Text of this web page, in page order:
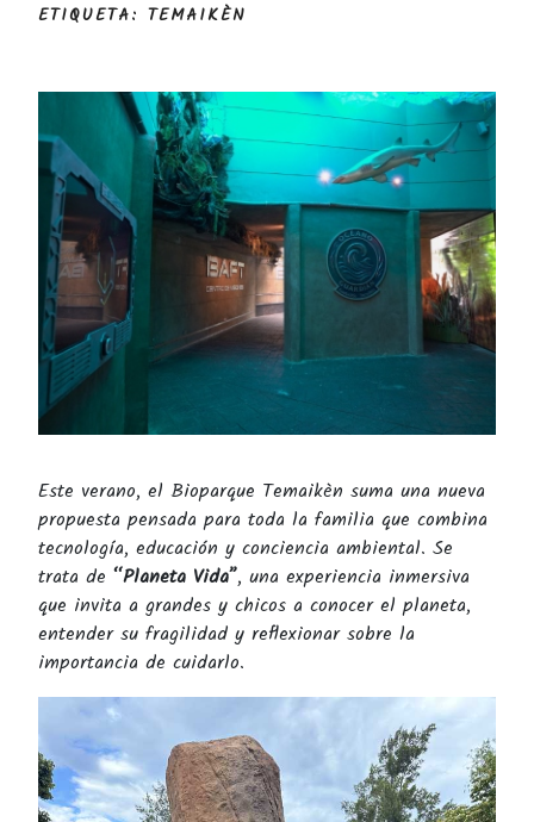
ETIQUETA: TEMAIKÈN
Este verano, el Bioparque Temaikèn suma una nueva
propuesta pensada para toda la familia que combina
tecnología, educación y conciencia ambiental. Se
trata de “Planeta Vida”, una experiencia inmersiva
que invita a grandes y chicos a conocer el planeta,
entender su fragilidad y reflexionar sobre la
importancia de cuidarlo.